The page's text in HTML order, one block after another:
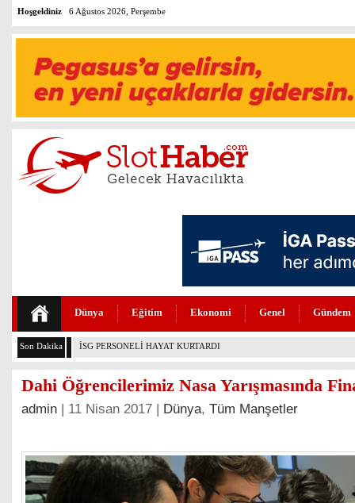
Hoşgeldiniz 6 Ağustos 2026, Perşembe
Dünya Eğitim Ekonomi Genel Gündem
Son Dakika İSG PERSONELİ HAYAT KURTARDI
Dahi Öğrencilerimiz Nasa Yarışmasında
admin | 11 Nisan 2017 | Dünya, Tüm Manşetler